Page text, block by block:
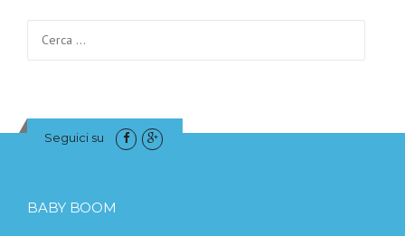
Seguici su
BABY BOOM